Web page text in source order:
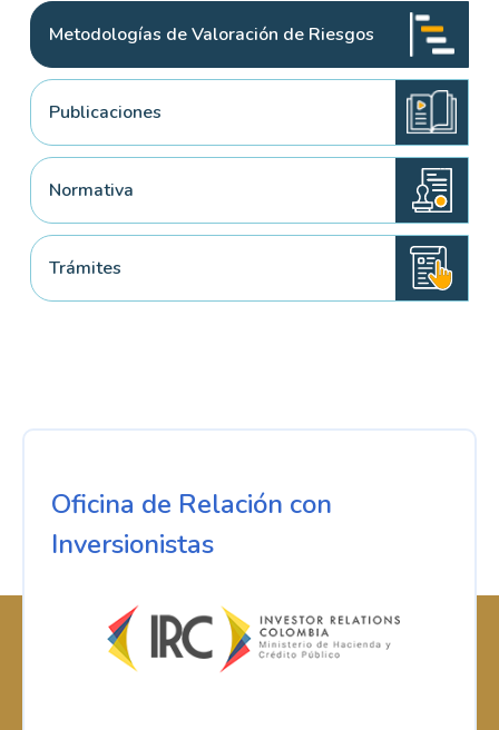
Metodologías de Valoración de Riesgos
Publicaciones
Normativa
Trámites
Oficina de Relación con
Inversionistas